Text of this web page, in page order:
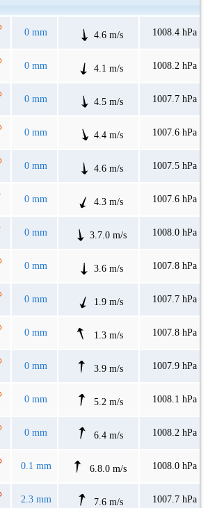
0 mm 4.6 m/s 1008.4 hPa
0 mm 4.1 m/s 1008.2 hPa
0 mm 4.5 m/s 1007.7 hPa
0 mm 4.4 m/s 1007.6 hPa
0 mm 4.6 m/s 1007.5 hPa
0 mm 4.3 m/s 1007.6 hPa
0 mm 3.7.0 m/s 1008.0 hPa
0 mm 3.6 m/s 1007.8 hPa
0 mm 1.9 m/s 1007.7 hPa
0 mm 1.3 m/s 1007.8 hPa
0 mm 3.9 m/s 1007.9 hPa
0 mm 5.2 m/s 1008.1 hPa
0 mm 6.4 m/s 1008.2 hPa
0.1 mm 6.8.0 m/s 1008.0 hPa
2.3 mm 7.6 m/s 1007.7 hPa